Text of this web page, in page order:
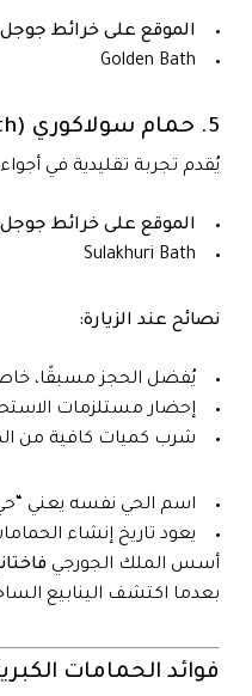
الموقع على خرائط
Golden Bath
5. حمام سولاكوري (Sulakhuri Bath)
يُقدم تجربة تقليدية في أجواء
الموقع على خرائط
Sulakhuri Bath
نصائح عند الزيارة:
يُفضل الحجز مسبقًا،
إحضار مستلزمات
شرب كميات كافية من
اسم الحي نفسه يعني “حي
يعود تاريخ إنشاء
أسس الملك الجورجي
بعدما اكتشف الينابيع
فوائد الحمامات